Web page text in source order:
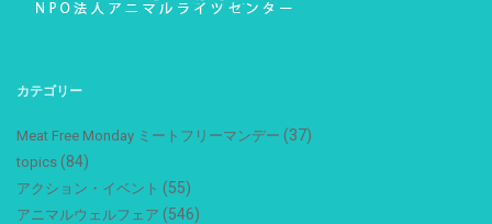
カテゴリー
Meat Free Monday ミートフリーマンデー (37)
topics (84)
アクション・イベント (55)
アニマルウェルフェア (546)